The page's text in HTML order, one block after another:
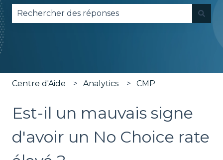
Centre d'Aide Analytics CMP
Est-il un mauvais signe
d'avoir un No Choice rate